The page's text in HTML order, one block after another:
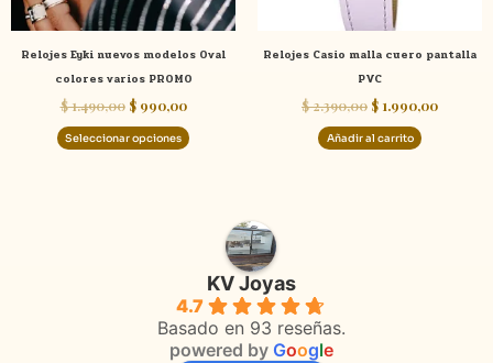
Relojes Eyki nuevos modelos Oval
colores varios PROMO
$1.490,00 $990,00
Seleccionar opciones
pueden
elegir
en
la
de
Relojes Casio malla cuero pantalla
PVC
$2.390,00 $ 1.990,00
Añadir al carrito
KV Joyas
4.7
Basado en 93 reseñas.
powered by Google